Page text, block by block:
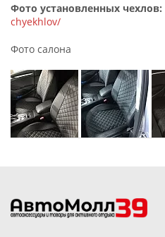
Фото установленных чехлов:
chyekhlov/
Фото салона